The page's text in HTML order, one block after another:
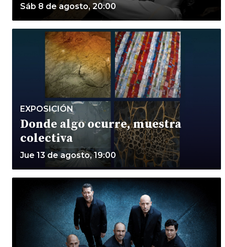
Sáb 8 de agosto, 20:00
EXPOSICIÓN
Donde algo ocurre, muestra
colectiva
Jue 13 de agosto, 19:00